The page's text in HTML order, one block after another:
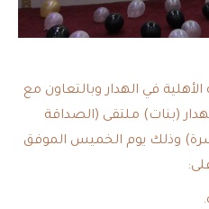
في الهدار وبالتعاون مع
(بنات) ملتقى (الصداقة
وذلك يوم الخميس الموفق